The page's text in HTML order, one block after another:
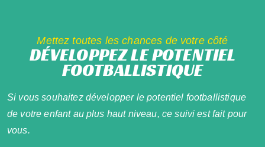
Mettez toutes les chances de votre côté
DÉVELOPPEZ LE POTENTIEL
FOOTBALLISTIQUE
Si vous souhaitez développer le potentiel footballistique
de votre enfant au plus haut niveau, ce suivi est fait pour
vous.